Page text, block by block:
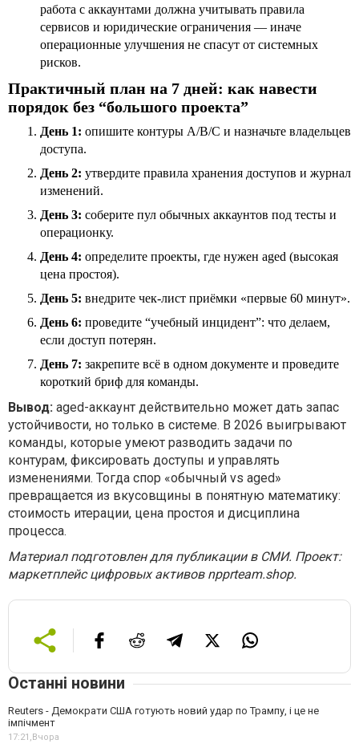
работа с аккаунтами должна учитывать правила
сервисов и юридические ограничения — иначе
операционные улучшения не спасут от системных
рисков.
Практичный план на 7 дней: как навести
порядок без “большого проекта”
День 1: опишите контуры A/B/C и назначьте владельцев
доступа.
День 2: утвердите правила хранения доступов и журнал
изменений.
День 3: соберите пул обычных аккаунтов под тесты и
операционку.
День 4: определите проекты, где нужен aged (высокая
цена простоя).
День 5: внедрите чек-лист приёмки «первые 60 минут».
День 6: проведите “учебный инцидент”: что делаем,
если доступ потерян.
День 7: закрепите всё в одном документе и проведите
короткий бриф для команды.
Вывод: aged-аккаунт действительно может дать запас
устойчивости, но только в системе. В 2026 выигрывают
команды, которые умеют разводить задачи по
контурам, фиксировать доступы и управлять
изменениями. Тогда спор «обычный vs aged»
превращается из вкусовщины в понятную математику:
стоимость итерации, цена простоя и дисциплина
процесса.
Материал подготовлен для публикации в СМИ. Проект:
маркетплейс цифровых активов npprteam.shop.
Останні новини
Reuters - Демократи США готують новий удар по Трампу, і це не
імпічмент
17:21,Вчора